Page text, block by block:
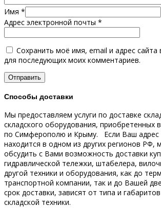
Имя *
Адрес электронной почты *
Сохранить моё имя, email и адрес сайта
для последующих моих комментариев.
Способы доставки
Мы предоставляем услуги по доставке
складского оборудования, приобретенных
по Симферополю и Крыму.
Если Ваш адрес
находится в одном из других регионов РФ,
обсудить с Вами возможность доставки
гидравлической тележки, штабелера,
другой техники и оборудования, как до
транспортной компании, так и до Вашей
срок доставки, зависят от типа и
складской техники.